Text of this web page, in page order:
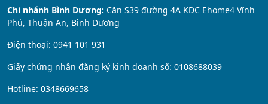
Chi nhánh Bình Dương: Căn S39 đường 4A KDC Ehome4 Vĩnh
Phú, Thuận An, Bình Dương
Điện thoại: 0941 101 931
Giấy chứng nhận đăng ký kinh doanh số: 0108688039
Hotline: 0348669658